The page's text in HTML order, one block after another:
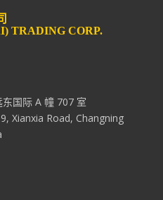
TRADING CORP.
东国际 A 幢 707 室
Xianxia Road, Changning